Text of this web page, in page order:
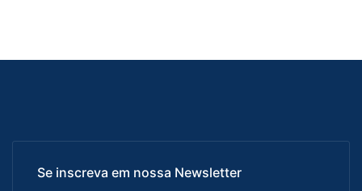
Se inscreva em nossa Newsletter